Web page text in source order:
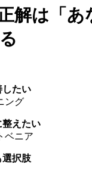
解は「あ
したい
ング
整えたい
ニア
選択肢